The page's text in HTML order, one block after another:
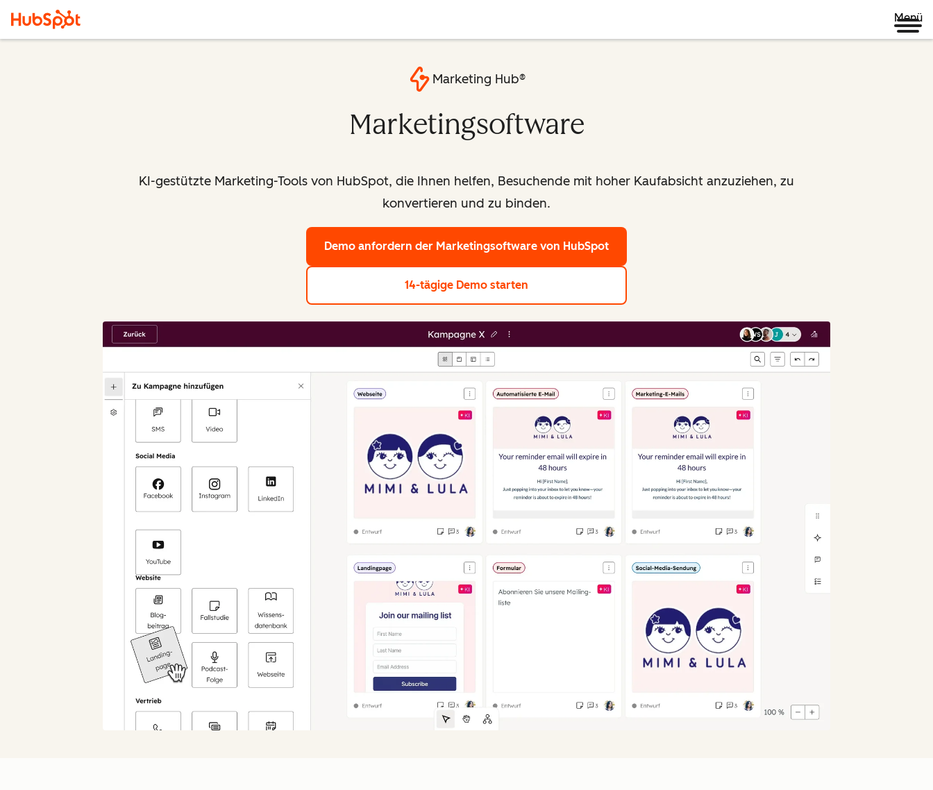
Menü
Marketing Hub®
Marketingsoftware
KI-gestützte Marketing-Tools von HubSpot, die Ihnen helfen, Besuchende mit hoher Kaufabsicht anzuziehen, zu
konvertieren und zu binden.
Demo anfordern der Marketingsoftware von HubSpot
14-tägige Demo starten